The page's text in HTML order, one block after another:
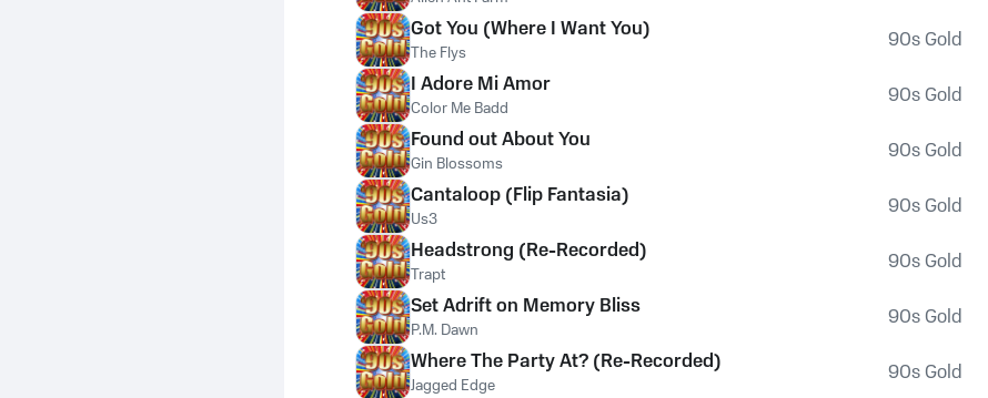
Got You (Where I Want You)
The Flys 90s Gold
I Adore Mi Amor
Color Me Badd 90s Gold
Found out About You
Gin Blossoms 90s Gold
Cantaloop (Flip Fantasia)
Us3 90s Gold
Headstrong (Re-Recorded)
Trapt 90s Gold
Set Adrift on Memory Bliss
P.M. Dawn 90s Gold
Where The Party At? (Re-Recorded)
Jagged Edge 90s Gold